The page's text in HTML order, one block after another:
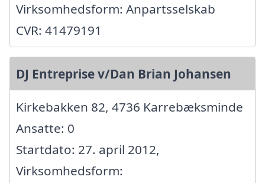
Virksomhedsform: Anpartsselskab
CVR: 41479191
DJ Entreprise v/Dan Brian Johansen
Kirkebakken 82, 4736 Karrebæksminde
Ansatte: 0
Startdato: 27. april 2012,
Virksomhedsform: